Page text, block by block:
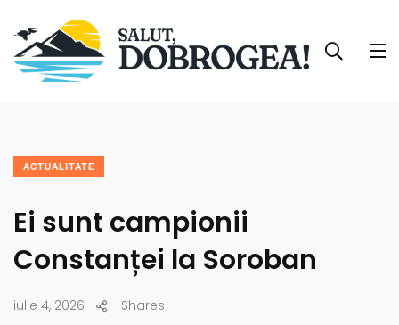
ACTUALITATE
Ei sunt campionii
Constanței la Soroban
iulie 4, 2026 Shares